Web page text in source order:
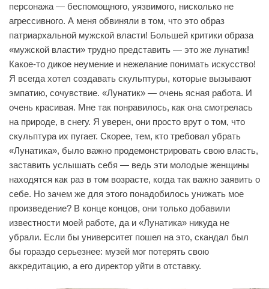
персонажа — беспомощного, уязвимого, нисколько не
агрессивного. А меня обвиняли в том, что это образ
патриархальной мужской власти! Большей критики образа
«мужской власти» трудно представить — это же лунатик!
Какое-то дикое неумение и нежелание понимать искусство!
Я всегда хотел создавать скульптуры, которые вызывают
эмпатию, сочувствие. «Лунатик» — очень ясная работа. И
очень красивая. Мне так понравилось, как она смотрелась
на природе, в снегу. Я уверен, они просто врут о том, что
скульптура их пугает. Скорее, тем, кто требовал убрать
«Лунатика», было важно продемонстрировать свою власть,
заставить услышать себя — ведь эти молодые женщины
находятся как раз в том возрасте, когда так важно заявить о
себе. Но зачем же для этого понадобилось унижать мое
произведение? В конце концов, они только добавили
известности моей работе, да и «Лунатика» никуда не
убрали. Если бы университет пошел на это, скандал был
бы гораздо серьезнее: музей мог потерять свою
аккредитацию, а его директор уйти в отставку.